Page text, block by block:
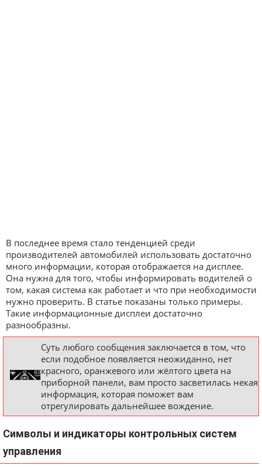
В последнее время стало тенденцией среди
производителей автомобилей использовать достаточно
много информации, которая отображается на дисплее.
Она нужна для того, чтобы информировать водителей о
том, какая система как работает и что при необходимости
нужно проверить. В статье показаны только примеры.
Такие информационные дисплеи достаточно
разнообразны.
Суть любого сообщения заключается в том, что
если подобное появляется неожиданно, нет
красного, оранжевого или жёлтого цвета на
приборной панели, вам просто засветилась некая
информация, которая поможет вам
отрегулировать дальнейшее вождение.
Символы и индикаторы контрольных систем
управления